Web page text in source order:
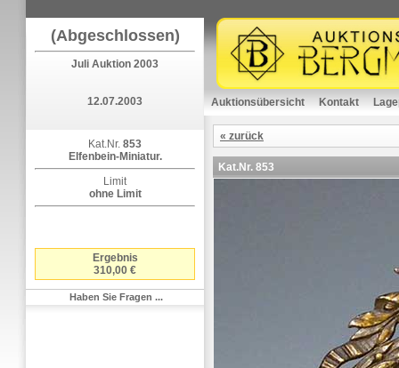
(Abgeschlossen)
Juli Auktion 2003
12.07.2003
Kat.Nr. 853
Elfenbein-Miniatur.
Limit
ohne Limit
Ergebnis
310,00 €
Haben Sie Fragen ...
Auktionsübersicht Kontakt
« zurück
Kat.Nr. 853